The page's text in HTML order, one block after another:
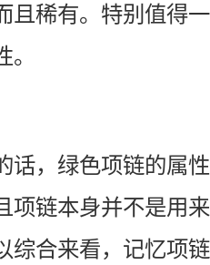
且稀有。特别值得
话，绿色项链的属
项链本身并不是用
综合来看，记忆项